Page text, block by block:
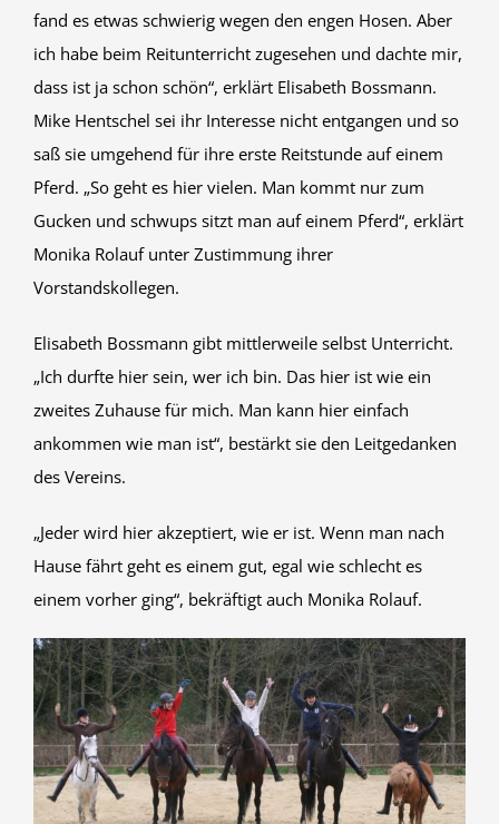
fand es etwas schwierig wegen den engen Hosen. Aber
ich habe beim Reitunterricht zugesehen und dachte mir,
dass ist ja schon schön“, erklärt Elisabeth Bossmann.
Mike Hentschel sei ihr Interesse nicht entgangen und so
saß sie umgehend für ihre erste Reitstunde auf einem
Pferd. „So geht es hier vielen. Man kommt nur zum
Gucken und schwups sitzt man auf einem Pferd“, erklärt
Monika Rolauf unter Zustimmung ihrer
Vorstandskollegen.
Elisabeth Bossmann gibt mittlerweile selbst Unterricht.
„Ich durfte hier sein, wer ich bin. Das hier ist wie ein
zweites Zuhause für mich. Man kann hier einfach
ankommen wie man ist“, bestärkt sie den Leitgedanken
des Vereins.
„Jeder wird hier akzeptiert, wie er ist. Wenn man nach
Hause fährt geht es einem gut, egal wie schlecht es
einem vorher ging“, bekräftigt auch Monika Rolauf.